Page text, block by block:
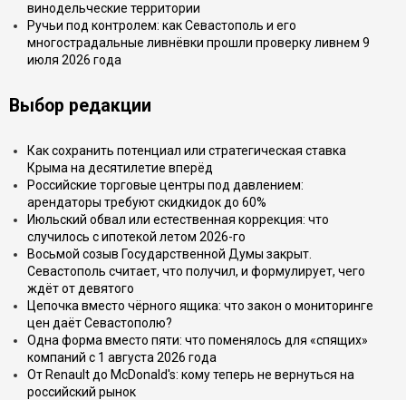
винодельческие территории
Ручьи под контролем: как Севастополь и его
многострадальные ливнёвки прошли проверку ливнем 9
июля 2026 года
Выбор редакции
Как сохранить потенциал или стратегическая ставка
Крыма на десятилетие вперёд
Российские торговые центры под давлением:
арендаторы требуют скидкидок до 60%
Июльский обвал или естественная коррекция: что
случилось с ипотекой летом 2026-го
Восьмой созыв Государственной Думы закрыт.
Севастополь считает, что получил, и формулирует, чего
ждёт от девятого
Цепочка вместо чёрного ящика: что закон о мониторинге
цен даёт Севастополю?
Одна форма вместо пяти: что поменялось для «спящих»
компаний с 1 августа 2026 года
От Renault до McDonald's: кому теперь не вернуться на
российский рынок